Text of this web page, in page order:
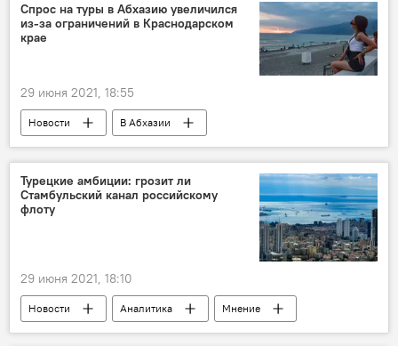
Спрос на туры в Абхазию увеличился
из-за ограничений в Краснодарском
крае
29 июня 2021, 18:55
Новости
В Абхазии
Отдых в Абхазии
Турецкие амбиции: грозит ли
Стамбульский канал российскому
флоту
29 июня 2021, 18:10
Новости Аналитика
Мнение
В мире
Политика